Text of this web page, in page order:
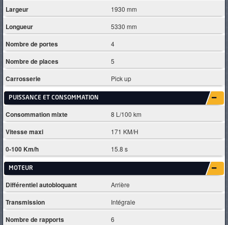
Largeur 1930 mm
Longueur 5330 mm
Nombre de portes 4
Nombre de places 5
Carrosserie Pick up
PUISSANCE ET CONSOMMATION
Consommation mixte 8 L/100 km
Vitesse maxi 171 KM/H
0-100 Km/h 15.8 s
MOTEUR
Différentiel autobloquant Arrière
Transmission Intégrale
Nombre de rapports 6